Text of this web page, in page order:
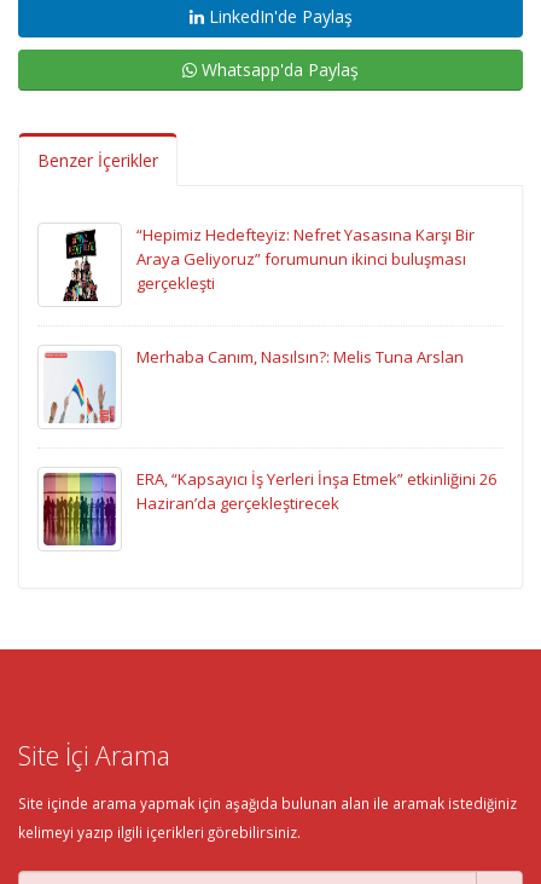
LinkedIn'de Paylaş
Whatsapp'da Paylaş
Benzer İçerikler
“Hepimiz Hedefteyiz: Nefret Yasasına Karşı Bir
Araya Geliyoruz” forumunun ikinci buluşması
gerçekleşti
Merhaba Canım, Nasılsın?: Melis Tuna Arslan
ERA, “Kapsayıcı İş Yerleri İnşa Etmek” etkinliğini 26
Haziran’da gerçekleştirecek
Site İçi Arama
Site içinde arama yapmak için aşağıda bulunan alan ile aramak istediğiniz
kelimeyi yazıp ilgili içerikleri görebilirsiniz.